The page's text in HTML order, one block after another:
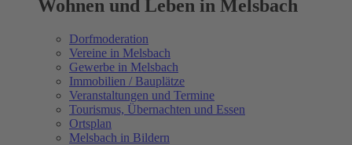
Wohnen und Leben in Melsbach
Dorfmoderation
Vereine in Melsbach
Gewerbe in Melsbach
Immobilien / Bauplätze
Veranstaltungen und Termine
Tourismus, Übernachten und Essen
Ortsplan
Melsbach in Bildern